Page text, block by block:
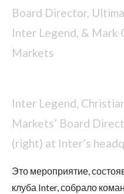
Board Director,
Inter Legend, & Mark
Markets
Inter Legend,
Markets’ Board
(right) at Inter’s
Это мероприятие,
клуба Inter, собрало